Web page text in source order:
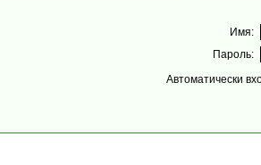
Имя:
Пароль:
Автоматически